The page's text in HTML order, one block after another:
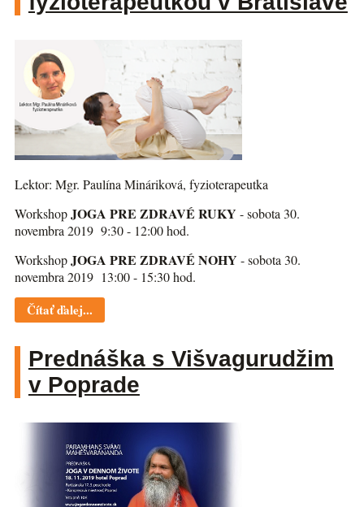
Lektor: Mgr. Paulína Mináriková, fyzioterapeutka
WorkshopJOGA PRE ZDRAVÉ RUKY - sobota 30.
novembra 2019 9:30 - 12:00 hod.
WorkshopJOGA PRE ZDRAVÉ NOHY - sobota 30.
novembra 2019 13:00 - 15:30 hod.
Čítať ďalej...
Prednáška s Višvagurudžim
v Poprade